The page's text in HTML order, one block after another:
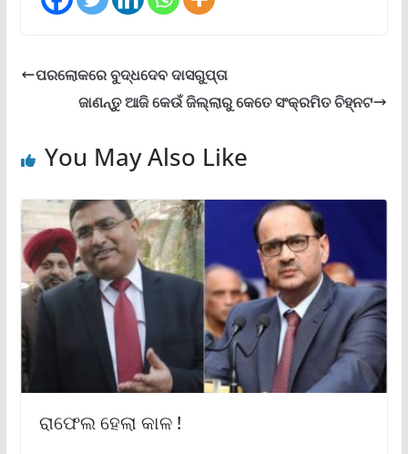
ପରଲୋକରେ ବୁଦ୍ଧଦେବ ଦାସଗୁପ୍ତା
ଜାଣନ୍ତୁ ଆଜି କେଉଁ ଜିଲ୍ଲାରୁ କେତେ ସଂକ୍ରମିତ ଚିହ୍ନଟ
You May Also Like
ରାଫେଲ ହେଲା କାଳ !